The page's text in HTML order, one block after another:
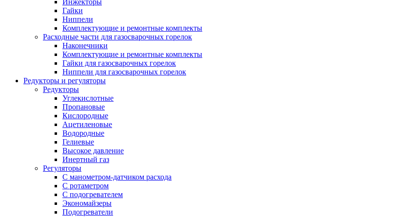
Гайки
Ниппели
Комплектующие и ремонтные комплекты
Расходные части для газосварочных горелок
Наконечники
Комплектующие и ремонтные комплекты
Гайки для газосварочных горелок
Ниппели для газосварочных горелок
Редукторы и регуляторы
Редукторы
Углекислотные
Пропановые
Кислородные
Ацетиленовые
Водородные
Гелиевые
Высокое давление
Инертный газ
Регуляторы
С манометром-датчиком расхода
С ротаметром
С подогревателем
Экономайзеры
Подогреватели